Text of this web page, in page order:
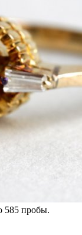
585 пробы.